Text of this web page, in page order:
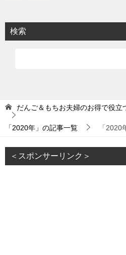
検索
だんご＆もちお夫婦のお得で役
「2020年」の記事一覧 「
＜スポンサーリンク＞